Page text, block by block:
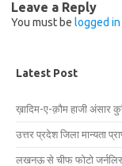
Leave a Reply
You must be logged in
Latest Post
ख़ादिम-ए-क़ौम हाजी अंसार
उत्तर प्रदेश जिला मान्यता
लखनऊ से चीफ फोटो